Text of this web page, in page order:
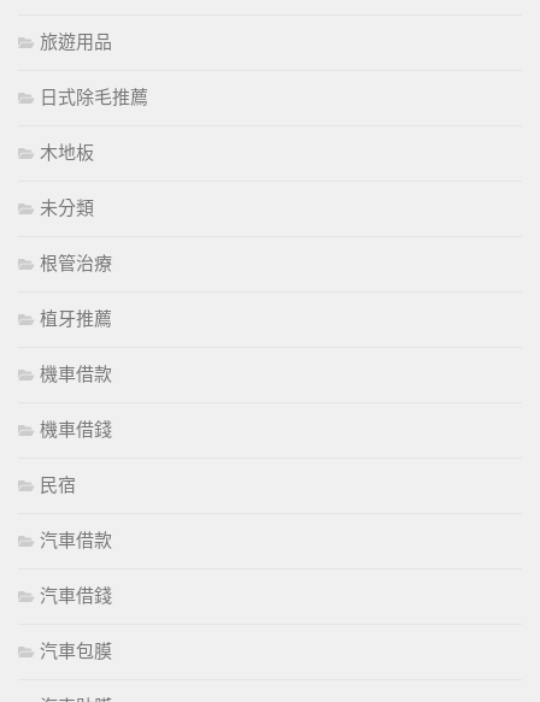
旅遊用品
日式除毛推薦
木地板
未分類
根管治療
植牙推薦
機車借款
機車借錢
民宿
汽車借款
汽車借錢
汽車包膜